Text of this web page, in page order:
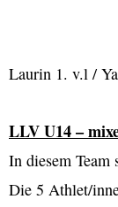
Laurin 1. v.l /
LLV U14 –
In diesem Team
Die 5 Athlet/